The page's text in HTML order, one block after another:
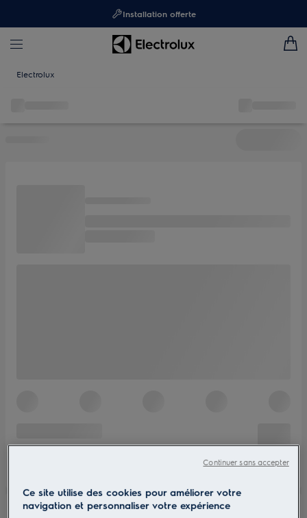
Installation offerte
Electrolux
Ce site utilise des cookies pour améliorer votre
navigation et personnaliser votre expérience
Continuer sans accepter